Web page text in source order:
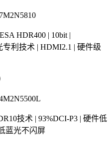
HDR400 | 10bit |
专利技术 | HDMI2.1 | 硬件级
技术 | 93%DCI-P3 | 硬件低
蓝光不闪屏